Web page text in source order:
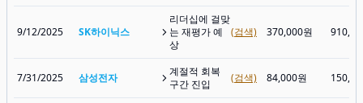
9/12/2025 SK하이닉스
리더십에 걸맞
는 재평가 예
상
(검색) 370,000원
7/31/2025 삼성전자
계절적 회복
구간 진입
(검색) 84,000원